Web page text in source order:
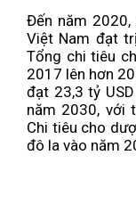
Đến năm
Việt Nam đạt
Tổng chi tiêu
2017 lên hơn
đạt 23,3 tỷ
năm 2030, với
Chi tiêu cho
đô la vào năm